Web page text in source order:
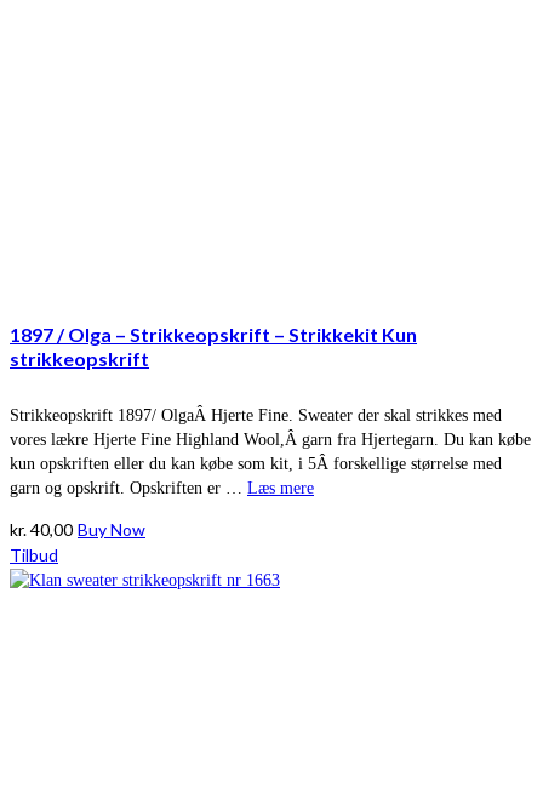
1897 / Olga – Strikkeopskrift – Strikkekit Kun
strikkeopskrift
Strikkeopskrift 1897/ OlgaÂ Hjerte Fine. Sweater der skal strikkes med
vores lækre Hjerte Fine Highland Wool,Â garn fra Hjertegarn. Du kan købe
kun opskriften eller du kan købe som kit, i 5Â forskellige størrelse med
garn og opskrift. Opskriften er … Læs mere
kr.40,00 Buy Now
Tilbud